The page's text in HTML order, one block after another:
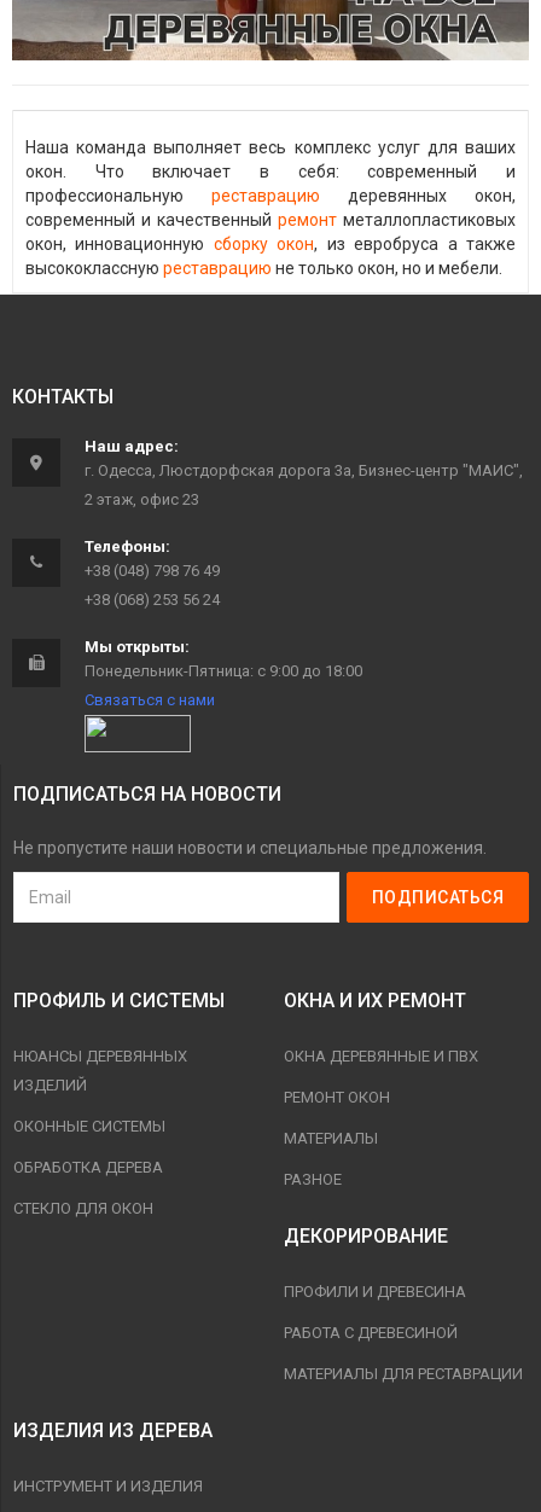
Наша команда выполняет весь комплекс услуг для ваших
окон. Что включает в себя: современный и
профессиональную реставрацию деревянных окон,
современный и качественный ремонт металлопластиковых
окон, инновационную сборку окон, из евробруса а также
высококлассную реставрацию не только окон, но и мебели.
КОНТАКТЫ
Наш адрес:
г. Одесса, Люстдорфская дорога 3а, Бизнес-центр "МАИС",
2 этаж, офис 23
Телефоны:
+38 (048) 798 76 49
+38 (068) 253 56 24
Мы открыты:
Понедельник-Пятница: с 9:00 до 18:00
Связаться с нами
ПОДПИСАТЬСЯ НА НОВОСТИ
Не пропустите наши новости и специальные предложения.
ПРОФИЛЬ И СИСТЕМЫ
НЮАНСЫ ДЕРЕВЯННЫХ
ИЗДЕЛИЙ
ОКОННЫЕ СИСТЕМЫ
ОБРАБОТКА ДЕРЕВА
СТЕКЛО ДЛЯ ОКОН
ОКНА И ИХ РЕМОНТ
ОКНА ДЕРЕВЯННЫЕ И ПВХ
РЕМОНТ ОКОН
МАТЕРИАЛЫ
РАЗНОЕ
ДЕКОРИРОВАНИЕ
ПРОФИЛИ И ДРЕВЕСИНА
РАБОТА С ДРЕВЕСИНОЙ
МАТЕРИАЛЫ ДЛЯ РЕСТАВРАЦИИ
ИЗДЕЛИЯ ИЗ ДЕРЕВА
ИНСТРУМЕНТ И ИЗДЕЛИЯ